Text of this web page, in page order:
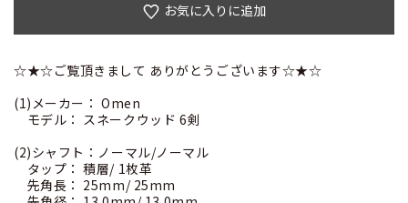
お気に入りに追加
☆★☆ご覧頂きまして ありがとうございます☆★☆
(1)メーカー： Omen
モデル： スネークウッド 6剣
(2)シャフト：ノーマル/ノーマル
タップ： 積層/ 1枚革
先角長： 25mm/ 25mm